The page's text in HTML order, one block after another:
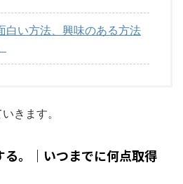
白い方法、興味のある方法
きます。
る。｜いつまでに何点取得